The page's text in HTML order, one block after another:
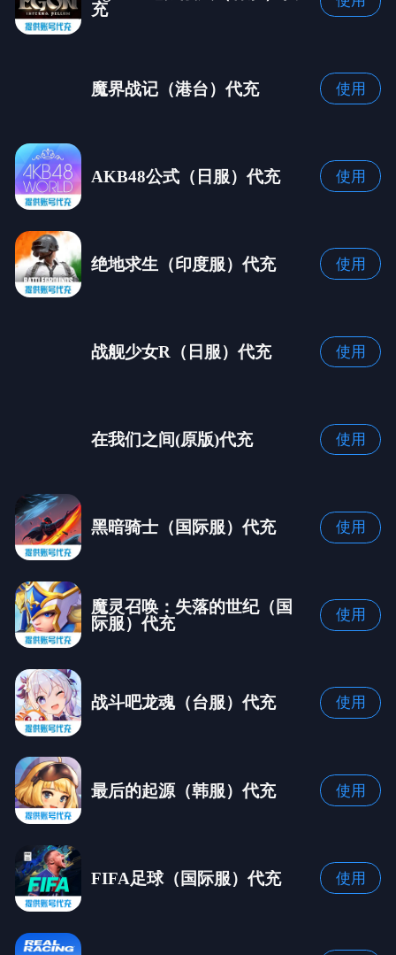
充
魔界战记（港台）代充 使用
AKB48公式（日服）代充 使用
绝地求生（印度服）代充 使用
战舰少女R（日服）代充 使用
在我们之间(原版)代充 使用
黑暗骑士（国际服）代充 使用
魔灵召唤：失落的世纪（国
际服）代充
使用
战斗吧龙魂（台服）代充 使用
最后的起源（韩服）代充 使用
FIFA足球（国际服）代充 使用